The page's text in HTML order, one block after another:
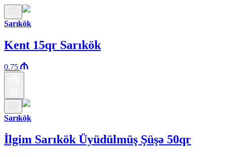
Sarıkök
Kent 15qr Sarıkök
0.75
Sarıkök
İlgim Sarıkök Üyüdülmüş Şüşə 50qr